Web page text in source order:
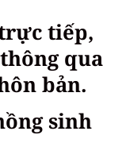
tiếp,
qua
bản.
sinh